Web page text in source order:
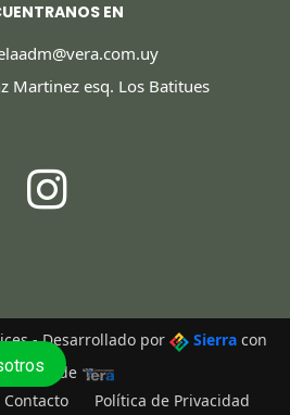
EN
Martinez esq. Los Batitues
- Desarrollado por Sierra con
de
Contacto Política de Privacidad